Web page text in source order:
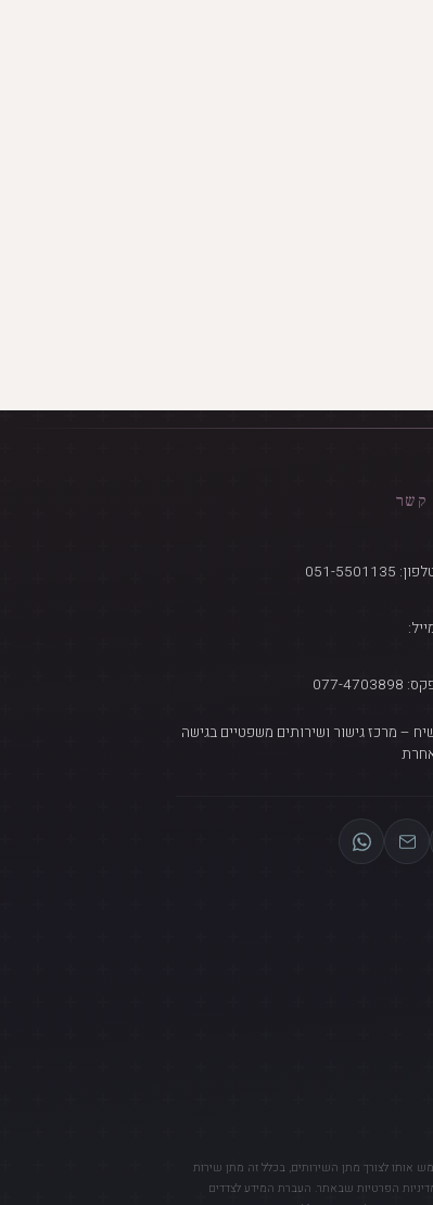
קשר
051-5501135
077-4703898
– מרכז גישור ושירותים משפטיים בגישה
אותו לצורך מתן השירותים, בכלל זה מתן שירות
הפרטיות שבאתר. העברת המידע לצדדים